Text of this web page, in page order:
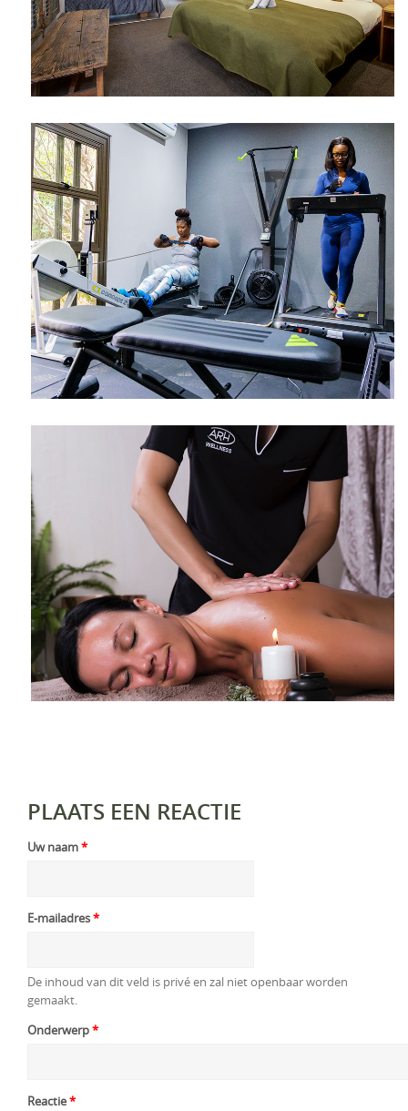
PLAATS EEN REACTIE
Uw naam*
E-mailadres*
De inhoud van dit veld is privé en zal niet openbaar worden
gemaakt.
Onderwerp*
Reactie*